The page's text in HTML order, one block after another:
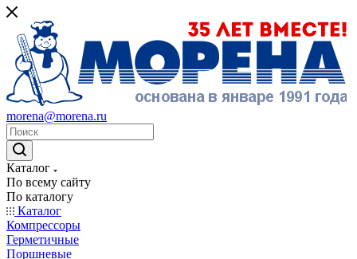
morena@morena.ru
Каталог
По всему сайту
По каталогу
Каталог
Компрессоры
Герметичные
Поршневые